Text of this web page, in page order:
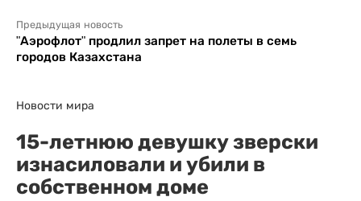
Предыдущая новость
"Аэрофлот" продлил запрет на полеты в семь
городов Казахстана
Новости мира
15-летнюю девушку зверски
изнасиловали и убили в
собственном доме